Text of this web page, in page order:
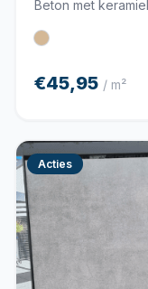
Beton met
€45,95 / m²
Acties